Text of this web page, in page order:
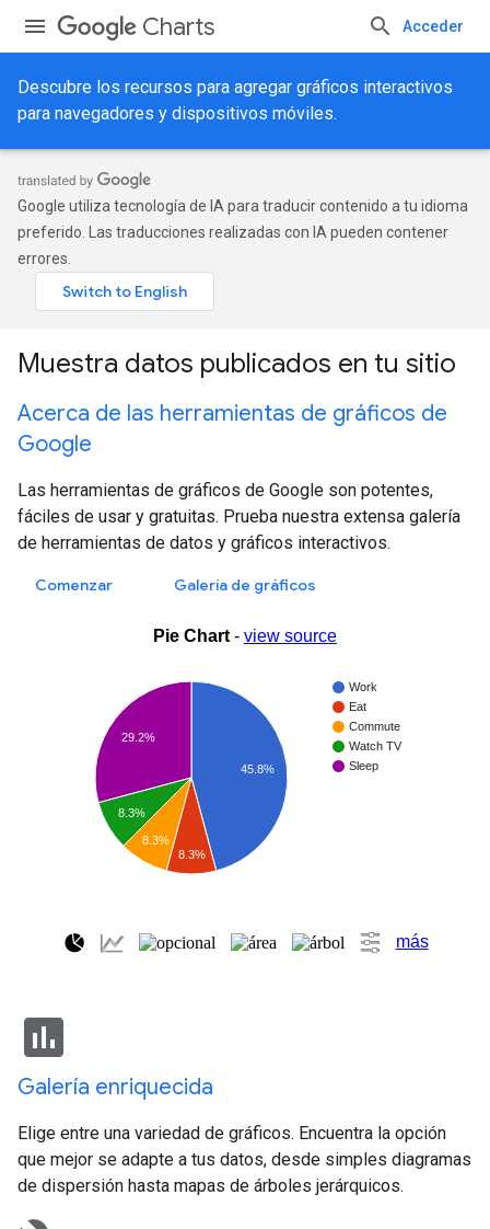
Charts Acceder
Descubre los recursos para agregar gráficos interactivos
para navegadores y dispositivos móviles.
Google utiliza tecnología de IA para traducir contenido a tu idioma
preferido. Las traducciones realizadas con IA pueden contener
errores.
Muestra datos publicados en tu sitio
Acerca de las herramientas de gráficos de
Google
Las herramientas de gráficos de Google son potentes,
fáciles de usar y gratuitas. Prueba nuestra extensa galería
de herramientas de datos y gráficos interactivos.
Comenzar Galería de gráficos
insert_chart
Galería enriquecida
Elige entre una variedad de gráficos. Encuentra la opción
que mejor se adapte a tus datos, desde simples diagramas
de dispersión hasta mapas de árboles jerárquicos.